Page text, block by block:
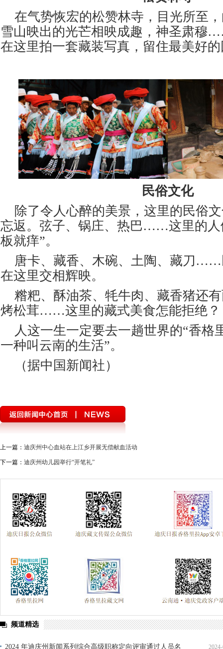
在气势恢宏的松赞林寺，目光所至
雪山映出的光芒相映成趣，神圣肃穆
在这里拍一套藏装写真，留住最美好
民俗文化
除了令人心醉的美景，这里的民俗
忘返。弦子、锅庄、热巴……这里的人
板就痒”。
唐卡、藏香、木碗、土陶、藏刀 ……
在这里交相辉映。
糌粑、酥油茶、牦牛肉、藏香猪还
烤松茸……这里的藏式美食怎能拒绝？
人这一生一定要去一趟世界的“香格
一种叫云南的生活”。
（据中国新闻社）
上一篇： 迪庆州中心血站在上江乡开展无偿献血活动
下一篇： 迪庆州幼儿园举行“开笔礼”
频道精选
2024 年迪庆州新闻系列综合高级职称定向评审通过人员名